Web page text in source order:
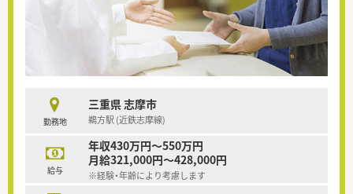
勤務地
三重県 志摩市
鵜方駅 (近鉄志摩線)
給与
年収430万円～550万円
月給321,000円～428,000円
※経験・年齢により考慮します